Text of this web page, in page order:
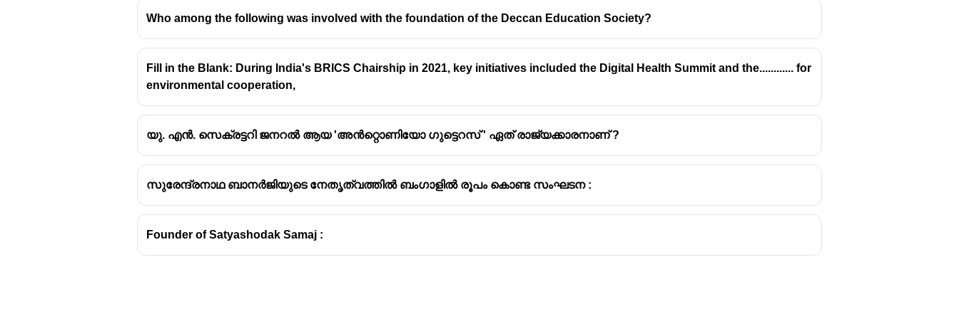
Who among the following was involved with the foundation of the Deccan Education Society?
Fill in the Blank: During India's BRICS Chairship in 2021, key initiatives included the Digital Health Summit and the............ for
environmental cooperation,
യു. എൻ. സെക്രട്ടറി ജനറൽ ആയ 'അൻറ്റൊണിയോ ഗുട്ടെറസ് ' ഏത് രാജ്യക്കാരനാണ് ?
സുരേന്ദ്രനാഥ ബാനർജിയുടെ നേതൃത്വത്തിൽ ബംഗാളിൽ രൂപം കൊണ്ട സംഘടന :
Founder of Satyashodak Samaj :